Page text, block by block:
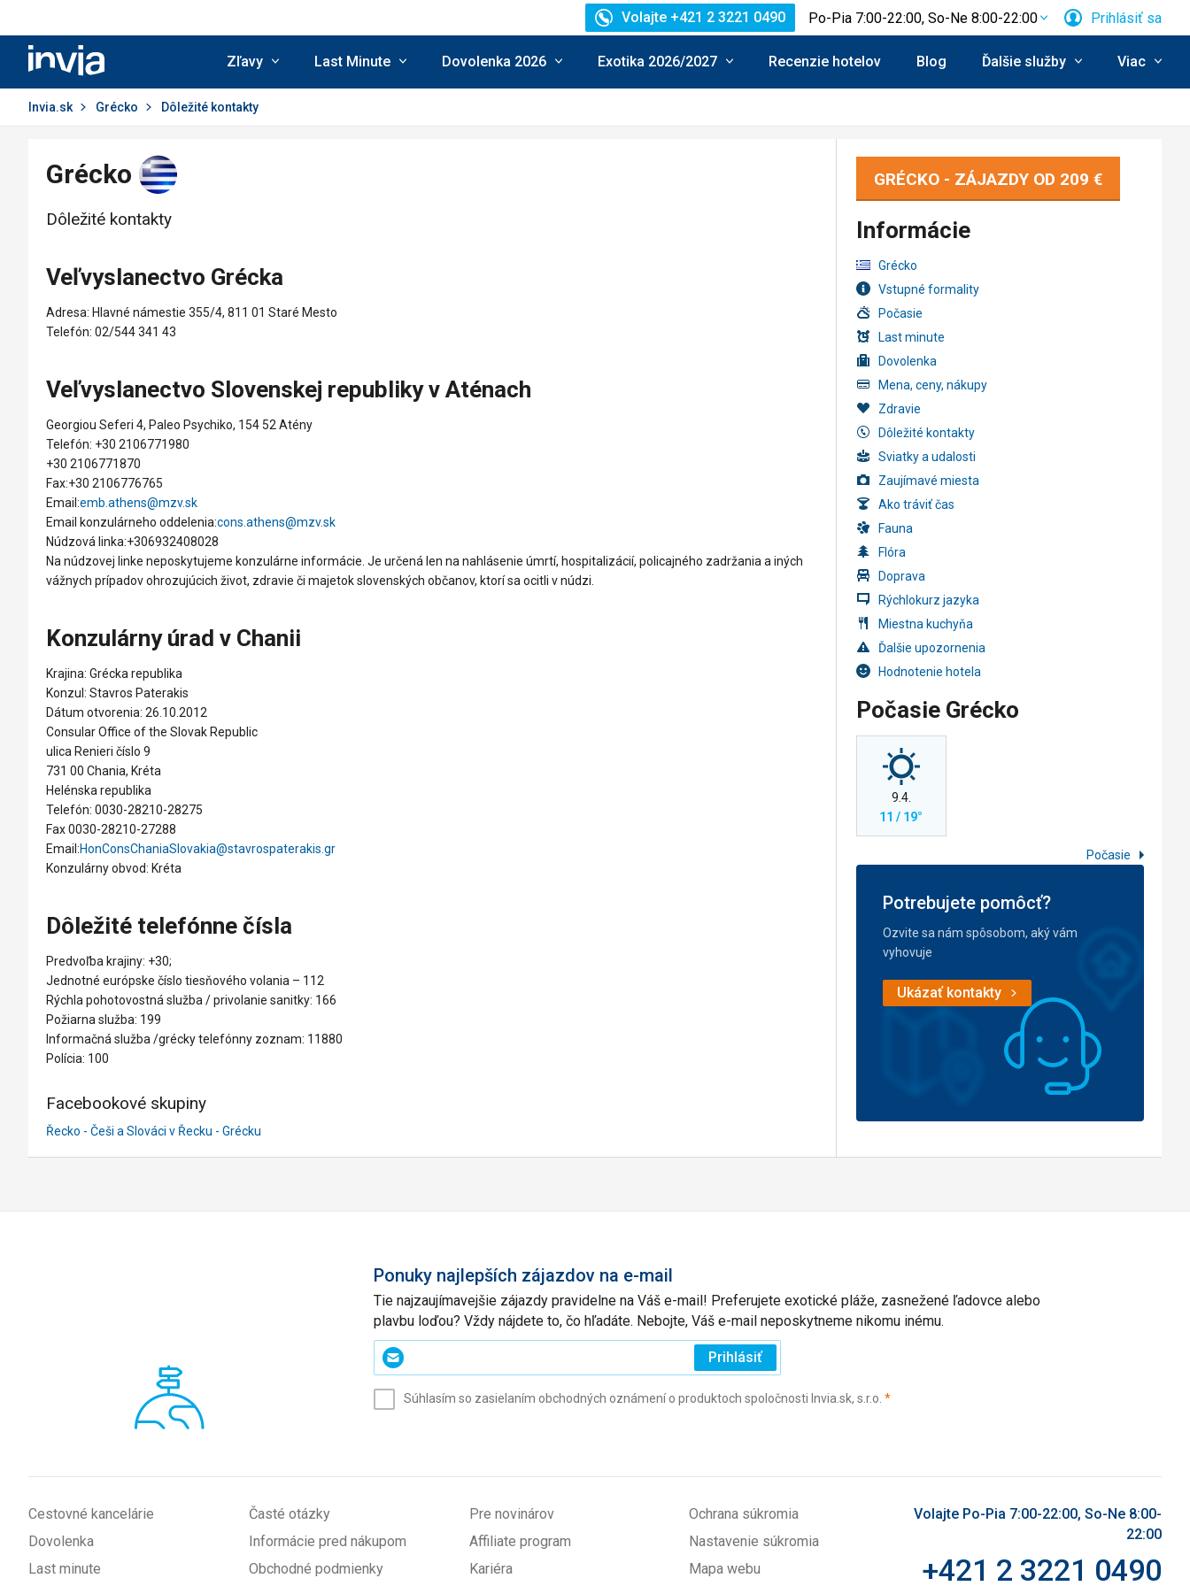
Invia.sk
Volajte +421 2 3221 0490 Po-Pia 7:00-22:00, So-Ne 8:00-22:00 Prihlásiť sa
Zľavy Last Minute Dovolenka 2026 Exotika 2026/2027 Recenzie hotelov Blog Ďalšie služby Viac
Invia.sk Grécko Dôležité kontakty
Grécko
Dôležité kontakty
Veľvyslanectvo Grécka
Adresa: Hlavné námestie 355/4, 811 01 Staré Mesto
Telefón: 02/544 341 43
Veľvyslanectvo Slovenskej republiky v Aténach
Georgiou Seferi 4, Paleo Psychiko, 154 52 Atény
Telefón: +30 2106771980
+30 2106771870
Fax:+30 2106776765
Email:emb.athens@mzv.sk
Email konzulárneho oddelenia:cons.athens@mzv.sk
Núdzová linka:+306932408028
Na núdzovej linke neposkytujeme konzulárne informácie. Je určená len na nahlásenie úmrtí, hospitalizácií, policajného zadržania a iných
vážnych prípadov ohrozujúcich život, zdravie či majetok slovenských občanov, ktorí sa ocitli v núdzi.
Konzulárny úrad v Chanii
Krajina: Grécka republika
Konzul: Stavros Paterakis
Dátum otvorenia: 26.10.2012
Consular Office of the Slovak Republic
ulica Renieri číslo 9
731 00 Chania, Kréta
Helénska republika
Telefón: 0030-28210-28275
Fax 0030-28210-27288
Email:HonConsChaniaSlovakia@stavrospaterakis.gr
Konzulárny obvod: Kréta
Dôležité telefónne čísla
Predvoľba krajiny: +30;
Jednotné európske číslo tiesňového volania – 112
Rýchla pohotovostná služba / privolanie sanitky: 166
Požiarna služba: 199
Informačná služba /grécky telefónny zoznam: 11880
Polícia: 100
Facebookové skupiny
Řecko - Češi a Slováci v Řecku - Grécku
GRÉCKO - ZÁJAZDY OD 209 €
Informácie
Grécko
Vstupné formality
Počasie
Last minute
Dovolenka
Mena, ceny, nákupy
Zdravie
Dôležité kontakty
Sviatky a udalosti
Zaujímavé miesta
Ako tráviť čas
Fauna
Flóra
Doprava
Rýchlokurz jazyka
Miestna kuchyňa
Ďalšie upozornenia
Hodnotenie hotela
Počasie Grécko
9.4.
11 / 19°
Počasie
Potrebujete pomôcť?
Ozvite sa nám spôsobom, aký vám
vyhovuje
Ukázať kontakty
Ponuky najlepších zájazdov na e-mail
Tie najzaujímavejšie zájazdy pravidelne na Váš e-mail! Preferujete exotické pláže, zasnežené ľadovce alebo
plavbu loďou? Vždy nájdete to, čo hľadáte. Nebojte, Váš e-mail neposkytneme nikomu inému.
Zadajte
svoj
Prihlásiť
Súhlasím so zasielaním obchodných oznámení o produktoch spoločnosti Invia.sk, s.r.o. *(povinné)
Cestovné kancelárie
Dovolenka
Last minute
Časté otázky
Informácie pred nákupom
Obchodné podmienky
Pre novinárov
Affiliate program
Kariéra
Ochrana súkromia
Nastavenie súkromia
Mapa webu
Volajte Po-Pia 7:00-22:00, So-Ne 8:00-
22:00
+421 2 3221 0490